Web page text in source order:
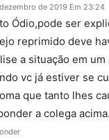
de 2019 Em 23:24
Ódio,pode ser
reprimido deve
a situação em
vc já estiver se
que tanto lhes
a colega